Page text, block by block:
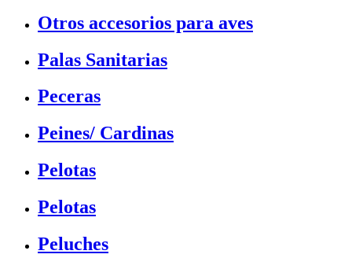
Otros accesorios para aves
Palas Sanitarias
Peceras
Peines/ Cardinas
Pelotas
Pelotas
Peluches